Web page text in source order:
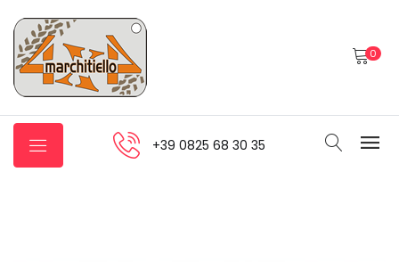
0
+39 0825 68 30 35